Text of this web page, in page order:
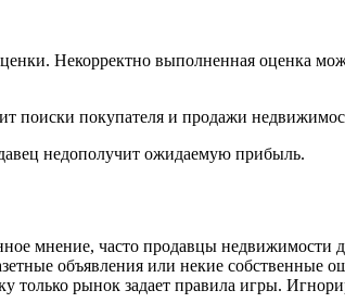
Некорректно выполненная оценка
поиски покупателя и продажи
недополучит ожидаемую прибыль.
мнение, часто продавцы
объявления или некие
рынок задает правила игры.